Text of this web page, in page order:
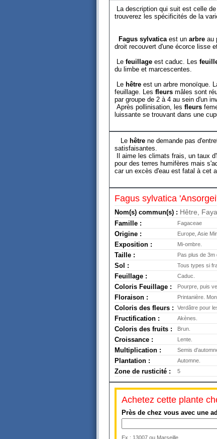
La description qui suit est celle
trouverez les spécificités de la
Fagus sylvaticaest un arbre au
droit recouvert d'une écorce lisse
Le feuillage est caduc. Les
du limbe et marcescentes.
Le hêtre est un arbre monoïque.
feuillage. Les fleurs mâles sont
par groupe de 2 à 4 au sein d'un
Après pollinisation, les fleurs
luissante se trouvant dans une
Le hêtre ne demande pas
satisfaisantes.
Il aime les climats frais, un taux
pour des terres humifères mais
car un excès d'eau est fatal à cet
Fagus sylvatica
Nom(s) commun(s) : Hêtre,
Famille : Fagaceae
Origine : Europe, Asie
Exposition : Mi-ombre.
Taille : Pas plus de 3m
Sol : Tous types si
Feuillage : Caduc.
Coloris Feuillage : Pourpre, puis
Floraison : Printanière.
Coloris des fleurs : Verdâtre pour
Fructification : Akènes.
Coloris des fruits : Brun.
Croissance : Lente.
Multiplication : Semis
Plantation : Automne.
Zone de rusticité : 5
Achetez cette plante
Près de chez vous avec une
Ex : 13007 ou Marseille